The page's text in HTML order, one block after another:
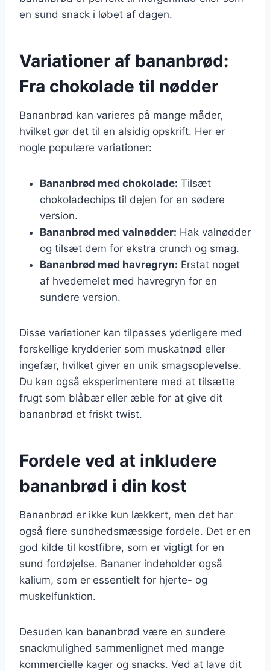
en sund snack i løbet af dagen.
Variationer af bananbrød:
Fra chokolade til nødder
Bananbrød kan varieres på mange måder,
hvilket gør det til en alsidig opskrift. Her er
nogle populære variationer:
Bananbrød med chokolade: Tilsæt
chokoladechips til dejen for en sødere
version.
Bananbrød med valnødder: Hak valnødder
og tilsæt dem for ekstra crunch og smag.
Bananbrød med havregryn: Erstat noget
af hvedemelet med havregryn for en
sundere version.
Disse variationer kan tilpasses yderligere med
forskellige krydderier som muskatnød eller
ingefær, hvilket giver en unik smagsoplevelse.
Du kan også eksperimentere med at tilsætte
frugt som blåbær eller æble for at give dit
bananbrød et friskt twist.
Fordele ved at inkludere
bananbrød i din kost
Bananbrød er ikke kun lækkert, men det har
også flere sundhedsmæssige fordele. Det er en
god kilde til kostfibre, som er vigtigt for en
sund fordøjelse. Bananer indeholder også
kalium, som er essentielt for hjerte- og
muskelfunktion.
Desuden kan bananbrød være en sundere
snackmulighed sammenlignet med mange
kommercielle kager og snacks. Ved at lave dit